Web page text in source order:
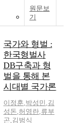
원문보
기
국가와 형벌 :
한국형벌사
DB구축과 형
벌을 통해 본
시대별 국가론
이정훈,박성민 ,김
성돈,허영란,류부
곤,김범식